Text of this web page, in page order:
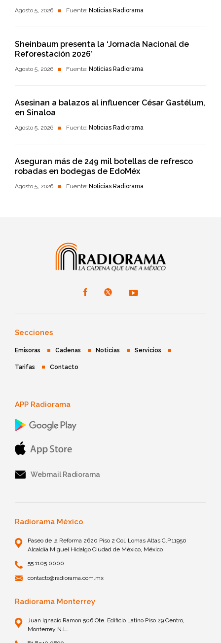
Agosto 5, 2026 Fuente: Noticias Radiorama
Sheinbaum presenta la ‘Jornada Nacional de
Reforestación 2026’
Agosto 5, 2026 Fuente: Noticias Radiorama
Asesinan a balazos al influencer César Gastélum,
en Sinaloa
Agosto 5, 2026 Fuente: Noticias Radiorama
Aseguran más de 249 mil botellas de refresco
robadas en bodegas de EdoMéx
Agosto 5, 2026 Fuente: Noticias Radiorama
Secciones
Emisoras Cadenas Noticias Servicios
Tarifas Contacto
APP Radiorama
Webmail Radiorama
Radiorama México
Paseo de la Reforma 2620 Piso 2 Col. Lomas Altas C.P.11950
Alcaldía Miguel Hidalgo Ciudad de México, México
55 1105 0000
contacto@radiorama.com.mx
Radiorama Monterrey
Juan Ignacio Ramon 506 Ote. Edificio Latino Piso 29 Centro,
Monterrey N.L.